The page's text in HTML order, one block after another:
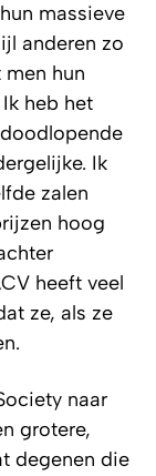
massieve
anderen zo
hun
heb het
Ik
zalen
hoog
heeft veel
ze, als ze
naar
grotere,
degenen die